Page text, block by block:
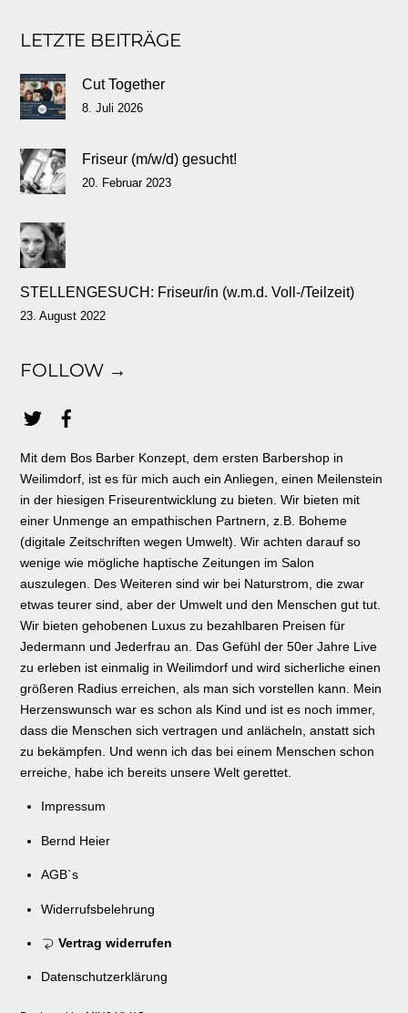
LETZTE BEITRÄGE
Cut Together
8. Juli 2026
Friseur (m/w/d) gesucht!
20. Februar 2023
STELLENGESUCH: Friseur/in (w.m.d. Voll-/Teilzeit)
23. August 2022
FOLLOW →
Mit dem Bos Barber Konzept, dem ersten Barbershop in
Weilimdorf, ist es für mich auch ein Anliegen, einen Meilenstein
in der hiesigen Friseurentwicklung zu bieten. Wir bieten mit
einer Unmenge an empathischen Partnern, z.B. Boheme
(digitale Zeitschriften wegen Umwelt). Wir achten darauf so
wenige wie mögliche haptische Zeitungen im Salon
auszulegen. Des Weiteren sind wir bei Naturstrom, die zwar
etwas teurer sind, aber der Umwelt und den Menschen gut tut.
Wir bieten gehobenen Luxus zu bezahlbaren Preisen für
Jedermann und Jederfrau an. Das Gefühl der 50er Jahre Live
zu erleben ist einmalig in Weilimdorf und wird sicherliche einen
größeren Radius erreichen, als man sich vorstellen kann. Mein
Herzenswunsch war es schon als Kind und ist es noch immer,
dass die Menschen sich vertragen und anlächeln, anstatt sich
zu bekämpfen. Und wenn ich das bei einem Menschen schon
erreiche, habe ich bereits unsere Welt gerettet.
Impressum
Bernd Heier
AGB`s
Widerrufsbelehrung
Vertrag widerrufen
Datenschutzerklärung